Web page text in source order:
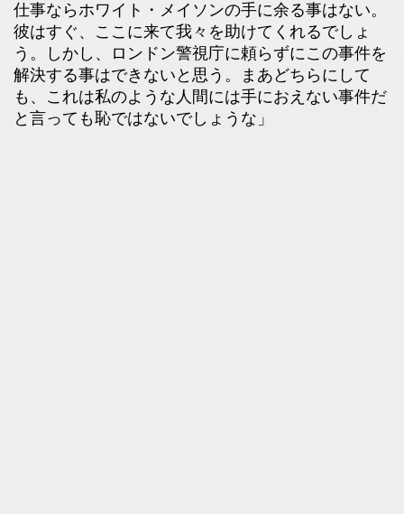
仕事ならホワイト・メイソンの手に余る事はない。
彼はすぐ、ここに来て我々を助けてくれるでしょ
う。しかし、ロンドン警視庁に頼らずにこの事件を
解決する事はできないと思う。まあどちらにして
も、これは私のような人間には手におえない事件だ
と言っても恥ではないでしょうな」